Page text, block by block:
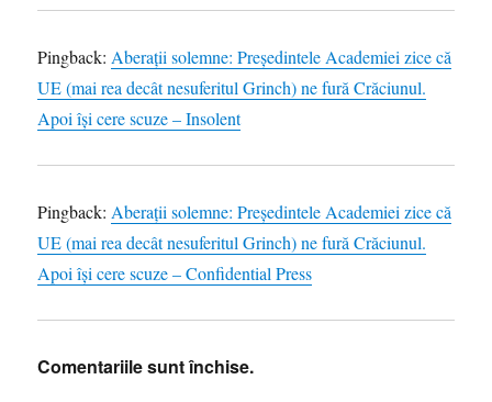
Pingback: Aberaţii solemne: Preşedintele Academiei zice că
UE (mai rea decât nesuferitul Grinch) ne fură Crăciunul.
Apoi îşi cere scuze – Insolent
Pingback: Aberaţii solemne: Preşedintele Academiei zice că
UE (mai rea decât nesuferitul Grinch) ne fură Crăciunul.
Apoi îşi cere scuze – Confidential Press
Comentariile sunt închise.